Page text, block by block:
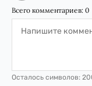
Всего комментариев: 0
Осталось символов: